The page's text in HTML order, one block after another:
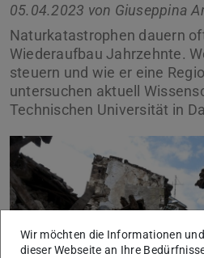
05.04.2023 von Giuseppina
Naturkatastrophen dauern
Wiederaufbau Jahrzehnte.
steuern und wie er eine
untersuchen aktuell
Technischen Universität in
Wir möchten die Informationen
dieser Webseite an Ihre